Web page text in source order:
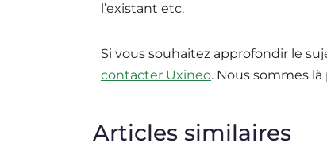
l’existant etc.
Si vous souhaitez approfondir le
contacter Uxineo. Nous sommes
Articles similaires